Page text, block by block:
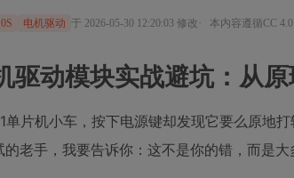
电机驱动 于 2026-05-30 12:20:03 修改 · 本内容遵循CC
驱动模块实战避坑：从
单片机小车，按下电源键却发现它要么原
老手，我要告诉你：这不是你的错，而是大